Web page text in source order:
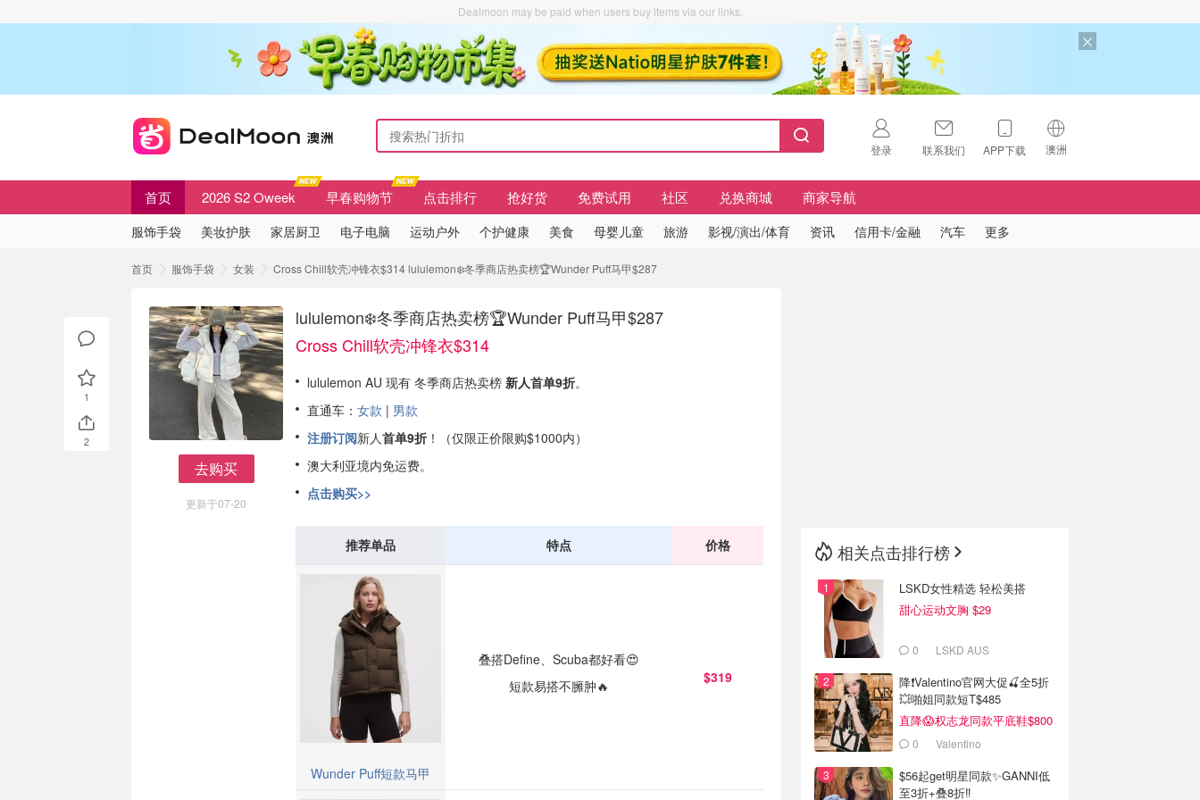
Dealmoon may be paid when users buy items via our links.
登录 联系我们 APP下载 澳洲
🇺🇸
🇨🇳中国
首页 2026 S2 Oweek 早春购物节 点击排行 抢好货 免费试用 社区 兑换商城 商家导航
服饰手袋 美妆护肤 家居厨卫 电子电脑 运动户外 个护健康 美食 母婴儿童 旅游 影视/演出/体育 资讯 信用卡/金融 汽车 更多
首页 服饰手袋 女装 Cross Chill软壳冲锋衣$314 lululemon❄️冬季商店热卖榜🏆Wunder Puff马甲$287
去购买
更新于07-20
lululemon❄️冬季商店热卖榜🏆Wunder Puff马甲$287
Cross Chill软壳冲锋衣$314
lululemon AU 现有 冬季商店热卖榜 新人首单9折。
直通车： 女款 | 男款
注册订阅新人首单9折 ！（仅限正价限购$1000内）
澳大利亚境内免运费。
点击购买>>
推荐单品 特点 价格
Wunder Puff短款马甲
叠搭Define、Scuba都好看😍
短款易搭不臃肿🔥
$319
1
2
相关点击排行榜
LSKD女性精选 轻松美搭
甜心运动文胸 $29
0 LSKD AUS
降❗Valentino官网大促🍒全5折
💥啪姐同款短T$485
直降😱权志龙同款平底鞋$800
0 Valentino
$56起get明星同款✨GANNI低
至3折+叠8折‼️